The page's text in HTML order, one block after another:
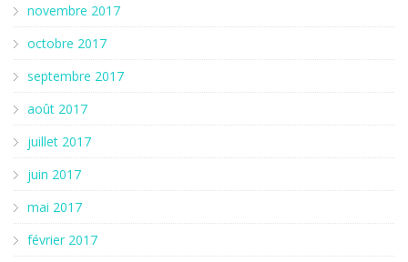
novembre 2017
octobre 2017
septembre 2017
août 2017
juillet 2017
juin 2017
mai 2017
février 2017